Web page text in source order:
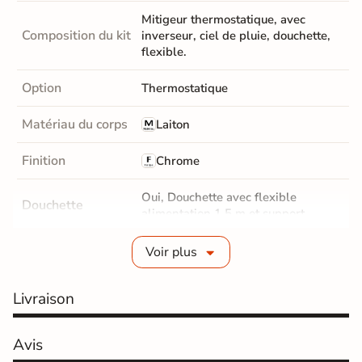
Composition du kit
Mitigeur thermostatique, avec
inverseur, ciel de pluie, douchette,
flexible.
Option Thermostatique
Matériau du corps Laiton
Finition Chrome
Douchette
Oui, Douchette avec flexible
alimentation 1,5 m et support.
Laiton
Position Ciel de
pluie
Fixe
Dimensions ciel
Voir plus
Livraison
Avis